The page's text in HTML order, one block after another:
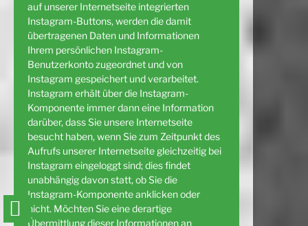
auf unserer Internetseite integrierten
Instagram-Buttons, werden die damit
übertragenen Daten und Informationen
Ihrem persönlichen Instagram-
Benutzerkonto zugeordnet und von
Instagram gespeichert und verarbeitet.
Instagram erhält über die Instagram-
Komponente immer dann eine Information
darüber, dass Sie unsere Internetseite
besucht haben, wenn Sie zum Zeitpunkt des
Aufrufs unserer Internetseite gleichzeitig bei
Instagram eingeloggt sind; dies findet
unabhängig davon statt, ob Sie die
Instagram-Komponente anklicken oder
nicht. Möchten Sie eine derartige
Übermittlung dieser Informationen an